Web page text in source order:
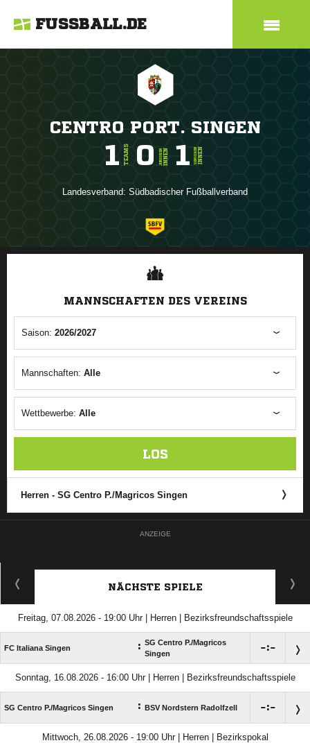
FUSSBALL.DE
CENTRO PORT. SINGEN
1 TEAMS 0 JUNIORENINNEN 1 SENIORENINNEN
Landesverband: Südbadischer Fußballverband
ANZEIGE
MANNSCHAFTEN DES VEREINS
Saison: 2026/2027
Mannschaften: Alle
Wettbewerbe: Alle
LOS
Herren - SG Centro P./​Magricos Singen
ANZEIGE
NÄCHSTE SPIELE
Freitag, 07.08.2026 - 19:00 Uhr | Herren | Bezirksfreundschaftsspiele
FC Italiana Singen : SG Centro P./​Magricos
Singen
:
Sonntag, 16.08.2026 - 16:00 Uhr | Herren | Bezirksfreundschaftsspiele
SG Centro P./​Magricos Singen : BSV Nordstern Radolfzell :
Mittwoch, 26.08.2026 - 19:00 Uhr | Herren | Bezirkspokal